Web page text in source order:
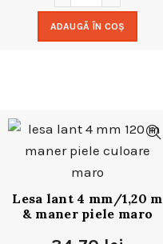
ADAUGĂ ÎN COȘ
Lesa lant 4 mm/1,20 m
& maner piele maro